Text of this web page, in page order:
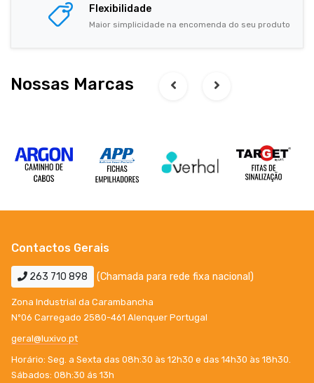
Flexibilidade
Maior simplicidade na encomenda do seu produto
Nossas Marcas
Contactos Gerais
263 710 898 (Chamada para rede fixa nacional)
Zona Industrial da Carambancha
Nº06 Carregado 2580-461 Alenquer Portugal
geral@luxivo.pt
Horário: Seg. a Sexta das 08h:30 às 12h30 e das 14h30 às 18h30.
Sábados: 08h:30 ás 13h